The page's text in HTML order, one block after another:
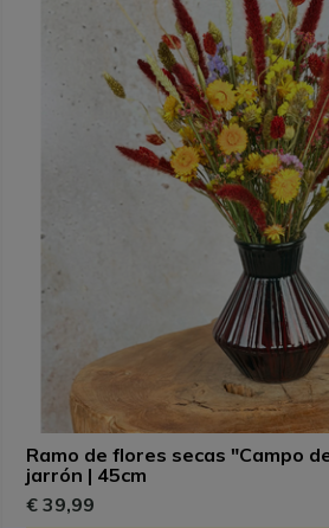
Ramo de flores secas "Campo
jarrón | 45cm
€ 39,99